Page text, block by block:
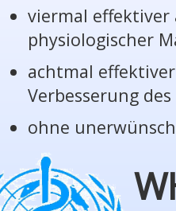
viermal effektiver
phy­sio­lo­gi­scher
achtmal
Verbesserung
ohne